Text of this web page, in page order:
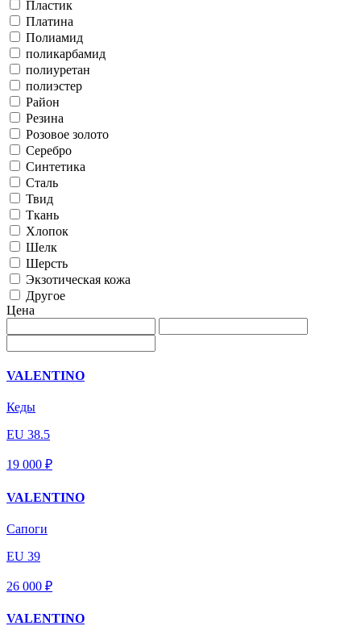
Пластик
Платина
Полиамид
поликарбамид
полиуретан
полиэстер
Район
Резина
Розовое золото
Серебро
Синтетика
Сталь
Твид
Ткань
Хлопок
Шелк
Шерсть
Экзотическая кожа
Другое
Цена
VALENTINO
Кеды
EU 38.5
19 000 ₽
VALENTINO
Сапоги
EU 39
26 000 ₽
VALENTINO